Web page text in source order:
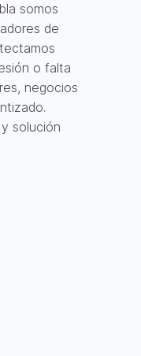
somos
de
o falta
negocios
solución